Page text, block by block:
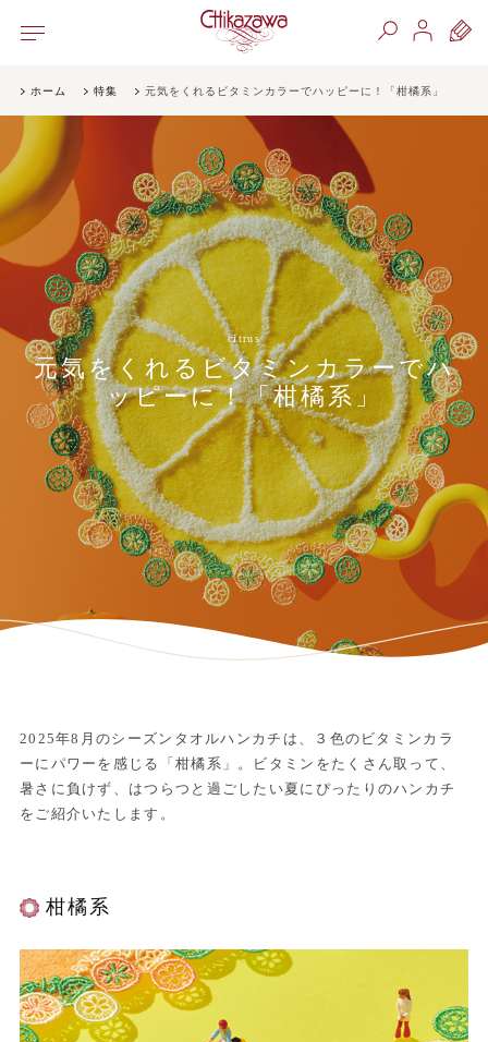
ホーム 特集 元気をくれるビタミンカラーでハッピーに！「柑橘系」
citrus
元気をくれるビタミンカラーでハ
ッピーに！「柑橘系」
2025年8月のシーズンタオルハンカチは、３色のビタミンカラ
ーにパワーを感じる「柑橘系」。ビタミンをたくさん取って、
暑さに負けず、はつらつと過ごしたい夏にぴったりのハンカチ
をご紹介いたします。
柑橘系